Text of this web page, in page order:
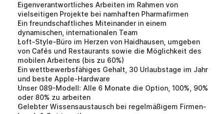
Eigenverantwortliches Arbeiten im Rahmen von
vielseitigen Projekte bei namhaften Pharmafirmen
Ein freundschaftliches Miteinander in einem
dynamischen, internationalen Team
Loft-Style-Büro im Herzen von Haidhausen, umgeben
von Cafés und Restaurants sowie die Möglichkeit des
mobilen Arbeitens (bis zu 60%)
Ein wettbewerbsfähiges Gehalt, 30 Urlaubstage im Jahr
und beste Apple-Hardware
Unser 089-Modell: Alle 6 Monate die Option, 100%, 90%
oder 80% zu arbeiten
Gelebter Wissensaustausch bei regelmäßigem Firmen-